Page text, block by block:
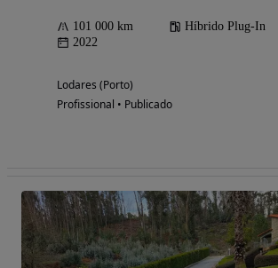
101 000 km Híbrido Plug-In
2022
Lodares (Porto)
Profissional • Publicado